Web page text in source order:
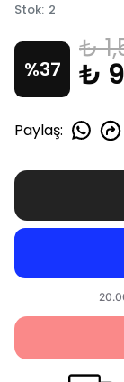
Stok: 2
%37
₺
₺
Paylaş: